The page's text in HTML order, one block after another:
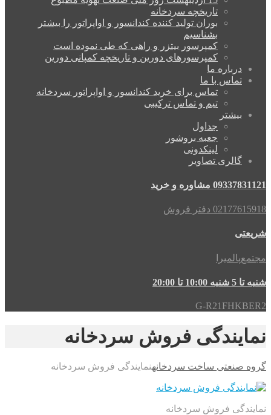
تاریخچه سردخانه
بوران تولید کننده کندانسور و اواپراتور را بیشتر
بشناسیم
کمپرسور بیتزر و راهی که طی نموده است
کمپرسورهای دورین و تاریخچه کمپانی دورین
درباره ما
تماس با ما
تماس برای خرید کندانسور و اواپراتور سردخانه
تیم و تماس ترکیبی
بیشتر
جداول
جعبه بروشور
لینکدونی
گالری تصاویر
09337831121 مشاوره و خرید
02177615918 دفتر فروش
شریعتی
مجتمع‌پالمیرا
شنبه تا 5 شنبه 10:00 تا 20:00
G-R21FHKBER2
نمایندگی فروش سردخانه
گروه صنعتی ساخت سردخانهنمایندگی فروش سردخانه
نمایندگی فروش سردخانه